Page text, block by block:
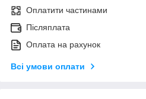
Оплатити частинами
Післяплата
Оплата на рахунок
Всі умови оплати